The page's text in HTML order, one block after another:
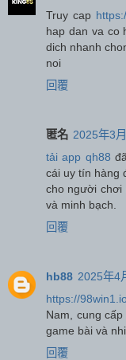
Truy cap
hap dan va co
dich nhanh
noi
回覆
匿名 2025年3
tải app qh88
cái uy tín hàng
cho người chơi
và minh bạch.
回覆
hb88 2025年4
https://
Nam, cung
game bài và
回覆